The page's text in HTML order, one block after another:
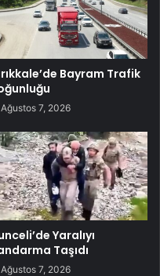
Bayram Trafik
Ağustos 7, 2026
Yaralıyı
Taşıdı
Ağustos 7, 2026